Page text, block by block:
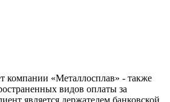
компании «Металлосплав» - также
видов оплаты за